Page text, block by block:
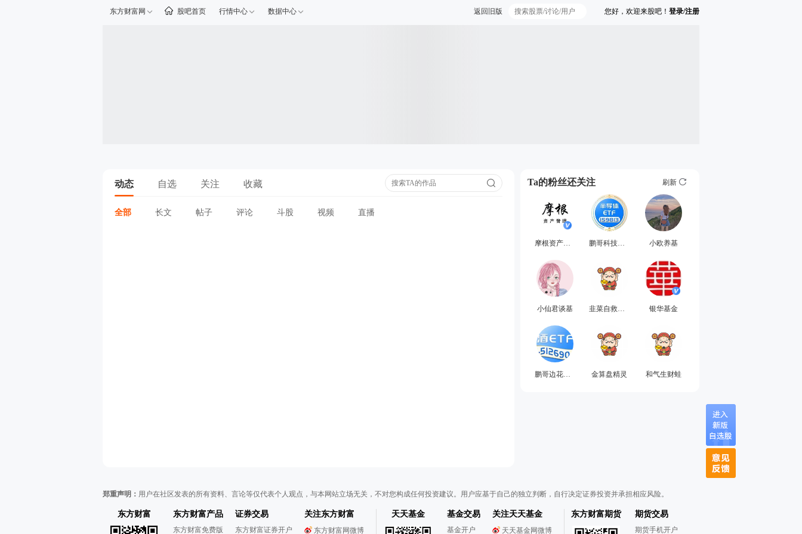
东方财富网 股吧首页 行情中心 数据中心 您好，欢迎来股吧！ 登录/注册
返回旧版
动态 自选 关注 收藏
全部 长文 帖子 评论 斗股 视频 直播
Ta的粉丝还关注 刷新
摩根资产管理 鹏哥科技前沿 小欧养基
小仙君谈基 韭菜自救指南66 银华基金
鹏哥边花边赚 金算盘精灵 和气生财蛙
郑重声明： 用户在社区发表的所有资料、言论等仅代表个人观点，与本网站立场无关，不对您构成任何投资建议。用户应基于自己的独立判断，自行决定证券投资并承担相应风险。
东方财富 东方财富产品
东方财富免费版
证券交易
东方财富证券开户
关注东方财富
东方财富网微博
天天基金 基金交易
基金开户
关注天天基金
天天基金网微博
东方财富期货 期货交易
期货手机开户